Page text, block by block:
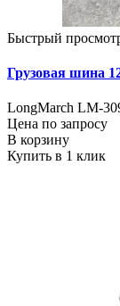
Быстрый
Грузовая шина
LongMarch LM-
Цена по запросу
В корзину
Купить в 1 клик